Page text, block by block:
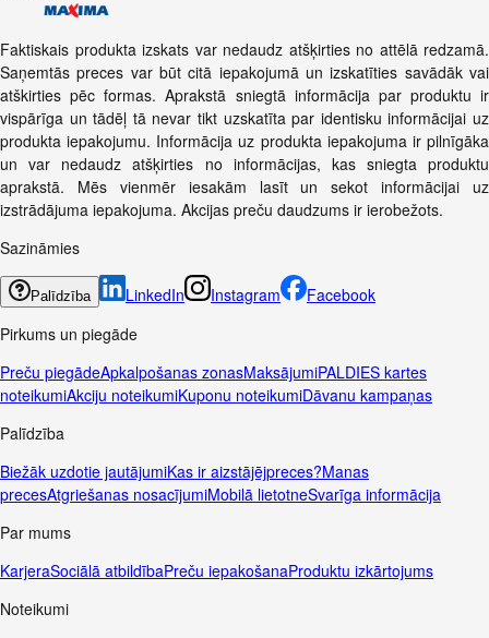
Faktiskais produkta izskats var nedaudz atšķirties no attēlā redzamā.
Saņemtās preces var būt citā iepakojumā un izskatīties savādāk vai
atškirties pēc formas. Aprakstā sniegtā informācija par produktu ir
vispārīga un tādēļ tā nevar tikt uzskatīta par identisku informācijai uz
produkta iepakojumu. Informācija uz produkta iepakojuma ir pilnīgāka
un var nedaudz atšķirties no informācijas, kas sniegta produktu
aprakstā. Mēs vienmēr iesakām lasīt un sekot informācijai uz
izstrādājuma iepakojuma. Akcijas preču daudzums ir ierobežots.
Sazināmies
Palīdzība LinkedIn Instagram
Facebook
Pirkums un piegāde
Preču piegādeApkalpošanas zonasMaksājumiPALDIES kartes
noteikumiAkciju noteikumiKuponu noteikumiDāvanu kampaņas
Palīdzība
Biežāk uzdotie jautājumiKas ir aizstājējpreces?Manas
precesAtgriešanas nosacījumiMobilā lietotneSvarīga informācija
Par mums
KarjeraSociālā atbildībaPreču iepakošanaProduktu izkārtojums
Noteikumi